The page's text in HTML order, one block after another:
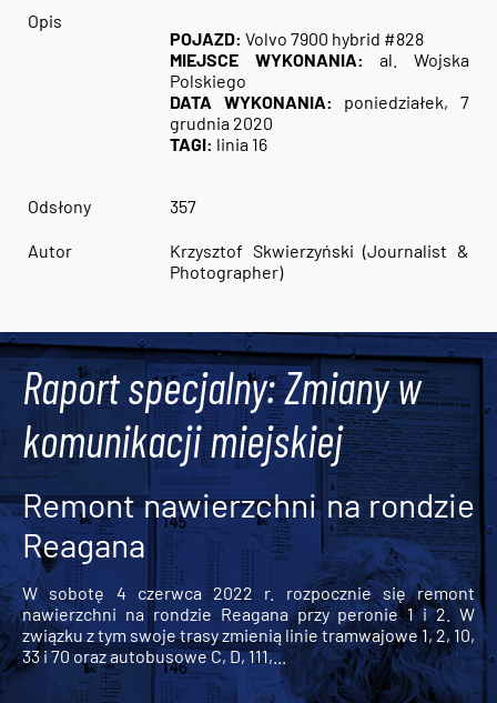
Opis
POJAZD: Volvo 7900 hybrid #828
MIEJSCE WYKONANIA:al. Wojska
Polskiego
DATA WYKONANIA: poniedziałek, 7
grudnia 2020
TAGI: linia 16
Odsłony 357
Autor
Krzysztof Skwierzyński (Journalist &
Photographer)
Raport specjalny: Zmiany w
komunikacji miejskiej
Remont nawierzchni na rondzie
Reagana
W sobotę 4 czerwca 2022 r. rozpocznie się remont
nawierzchni na rondzie Reagana przy peronie 1 i 2. W
związku z tym swoje trasy zmienią linie tramwajowe 1, 2, 10,
33 i 70 oraz autobusowe C, D, 111,...